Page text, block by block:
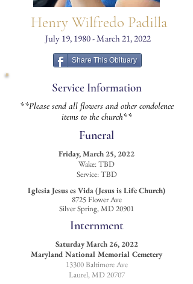
Henry Wilfredo Padilla
July 19, 1980 - March 21, 2022
Share This Obituary
Service Information
**Please send all flowers and other condolence
items to the church**
Funeral
Friday, March 25, 2022
Wake: TBD
Service: TBD
Iglesia Jesus es Vida (Jesus is Life Church)
8725 Flower Ave
Silver Spring, MD 20901
Internment
Saturday March 26, 2022
Maryland National Memorial Cemetery
13300 Baltimore Ave
Laurel, MD 20707